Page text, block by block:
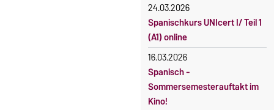
24.03.2026
Spanischkurs UNIcert I/ Teil 1
(A1) online
16.03.2026
Spanisch -
Sommersemesterauftakt im
Kino!